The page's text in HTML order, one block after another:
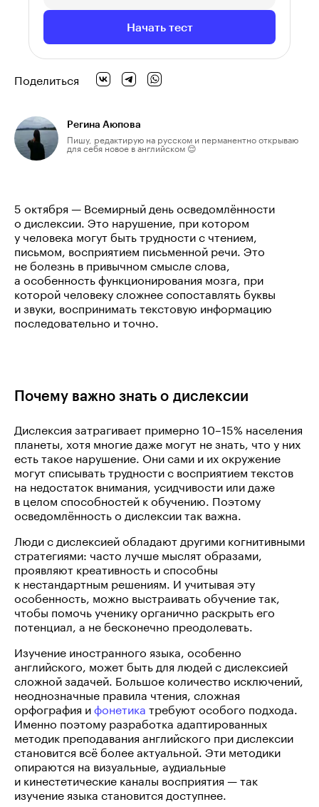
Начать тест
Поделиться
Регина Аюпова
Пишу, редактирую на русском и перманентно открываю
для себя новое в английском 😌
5 октября — Всемирный день осведомлённости
о дислексии. Это нарушение, при котором
у человека могут быть трудности с чтением,
письмом, восприятием письменной речи. Это
не болезнь в привычном смысле слова,
а особенность функционирования мозга, при
которой человеку сложнее сопоставлять буквы
и звуки, воспринимать текстовую информацию
последовательно и точно.
Почему важно знать о дислексии
Дислексия затрагивает примерно 10–15% населения
планеты, хотя многие даже могут не знать, что у них
есть такое нарушение. Они сами и их окружение
могут списывать трудности с восприятием текстов
на недостаток внимания, усидчивости или даже
в целом способностей к обучению. Поэтому
осведомлённость о дислексии так важна.
Люди с дислексией обладают другими когнитивными
стратегиями: часто лучше мыслят образами,
проявляют креативность и способны
к нестандартным решениям. И учитывая эту
особенность, можно выстраивать обучение так,
чтобы помочь ученику органично раскрыть его
потенциал, а не бесконечно преодолевать.
Изучение иностранного языка, особенно
английского, может быть для людей с дислексией
сложной задачей. Большое количество исключений,
неоднозначные правила чтения, сложная
орфография ифонетика требуют особого подхода.
Именно поэтому разработка адаптированных
методик преподавания английского при дислексии
становится всё более актуальной. Эти методики
опираются на визуальные, аудиальные
и кинестетические каналы восприятия — так
изучение языка становится доступнее.